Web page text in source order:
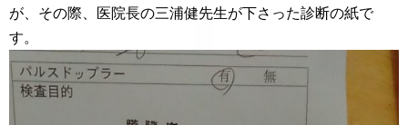
が、その際、医院長の三浦健先生が下さった診断の紙で
す。